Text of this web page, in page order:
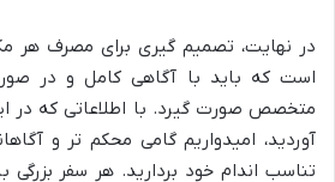
در نهایت، تصمیم گیری برای مصرف
است که باید با آگاهی کامل و در
متخصص صورت گیرد. با اطلاعاتی که در
آوردید، امیدواریم گامی محکم تر و
تناسب اندام خود بردارید. هر سفر